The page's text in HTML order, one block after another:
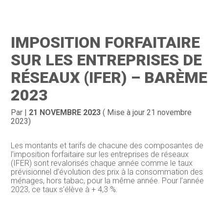
Gestion au quotidien
Financement & trésorerie
Pilotage d’entreprise
Entreprise en difficultés
Compta
Social & RH
Juridique
Documents
IMPOSITION FORFAITAIRE
SUR LES ENTREPRISES DE
RÉSEAUX (IFER) – BARÈME
2023
Par | 21 NOVEMBRE 2023 ( Mise à jour 21 novembre
2023)
Les montants et tarifs de chacune des composantes de
l’imposition forfaitaire sur les entreprises de réseaux
(IFER) sont revalorisés chaque année comme le taux
prévisionnel d’évolution des prix à la consommation des
ménages, hors tabac, pour la même année. Pour l’année
2023, ce taux s’élève à + 4,3 %.